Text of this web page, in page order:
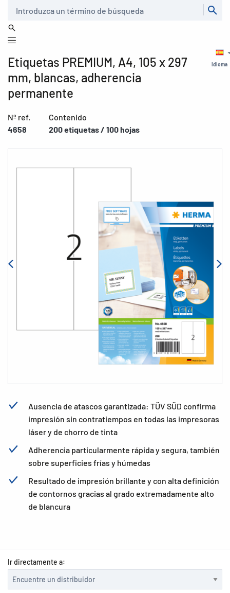
Idioma
Etiquetas PREMIUM, A4, 105 x 297
mm, blancas, adherencia
permanente
Nº ref.
4658
Contenido
200 etiquetas / 100 hojas
Ausencia de atascos garantizada: TÜV SÜD confirma
impresión sin contratiempos en todas las impresoras
láser y de chorro de tinta
Adherencia particularmente rápida y segura, también
sobre superficies frías y húmedas
Resultado de impresión brillante y con alta definición
de contornos gracias al grado extremadamente alto
de blancura
Ir directamente a: